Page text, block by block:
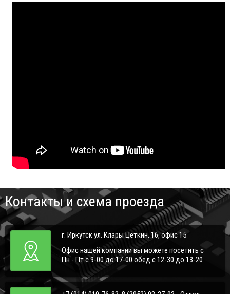
Контакты и схема проезда
г. Иркутск ул. Клары Цеткин, 16, офис 15
Офис нашей компании вы можете посетить с
Пн - Пт с 9-00 до 17-00 обед с 12-30 до 13-20